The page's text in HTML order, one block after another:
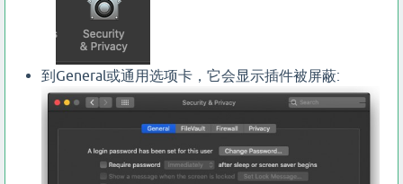
到General或通用选项卡，它会显示插件被屏蔽: